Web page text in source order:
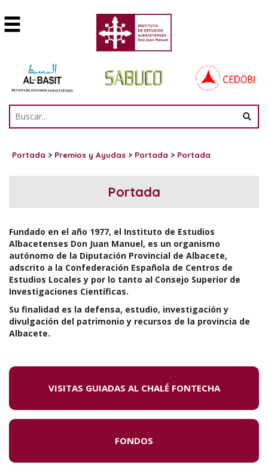
Portada > Premios y Ayudas > Portada > Portada
Portada
Fundado en el año 1977, el Instituto de Estudios
Albacetenses Don Juan Manuel, es un organismo
autónomo de la Diputación Provincial de Albacete,
adscrito a la Confederación Española de Centros de
Estudios Locales y por lo tanto al Consejo Superior de
Investigaciones Científicas.
Su finalidad es la defensa, estudio, investigación y
divulgación del patrimonio y recursos de la provincia de
Albacete.
VISITAS GUIADAS AL CHALÉ FONTECHA
FONDOS